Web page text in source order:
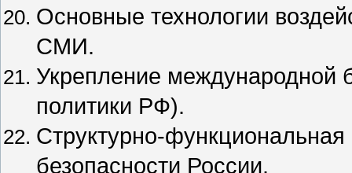
Основные технологии
СМИ.
Укрепление международной
политики РФ).
Структурно-
безопасности России.